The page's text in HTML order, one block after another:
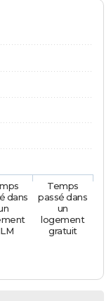
dans
Temps
passé dans
un
logement
gratuit